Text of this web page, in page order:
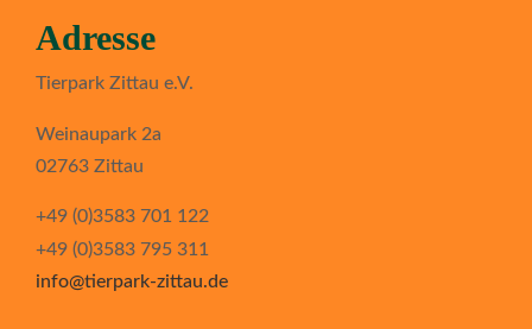
Adresse
Tierpark Zittau e.V.
Weinaupark 2a
02763 Zittau
+49 (0)3583 701 122
+49 (0)3583 795 311
info@tierpark-zittau.de